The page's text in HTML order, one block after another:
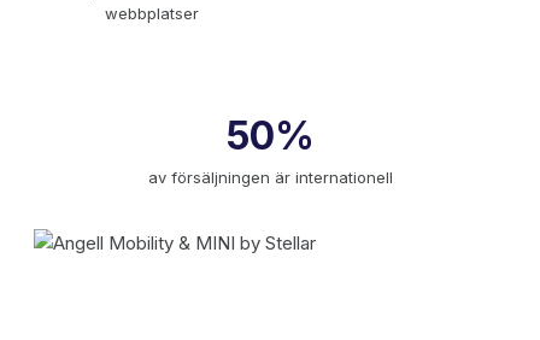
webbplatser
50%
av försäljningen är internationell